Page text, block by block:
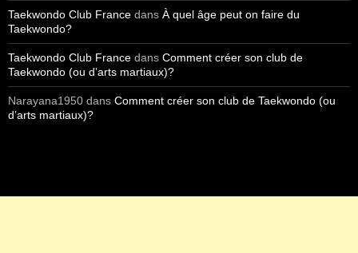
Taekwondo Club France dans À quel âge peut on faire du
Taekwondo?
Taekwondo Club France dans Comment créer son club de
Taekwondo (ou d’arts martiaux)?
Narayana1950 dans Comment créer son club de Taekwondo (ou
d’arts martiaux)?